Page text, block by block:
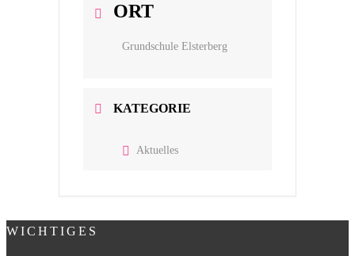
ORT
Grundschule Elsterberg
KATEGORIE
Aktuelles
WICHTIGES